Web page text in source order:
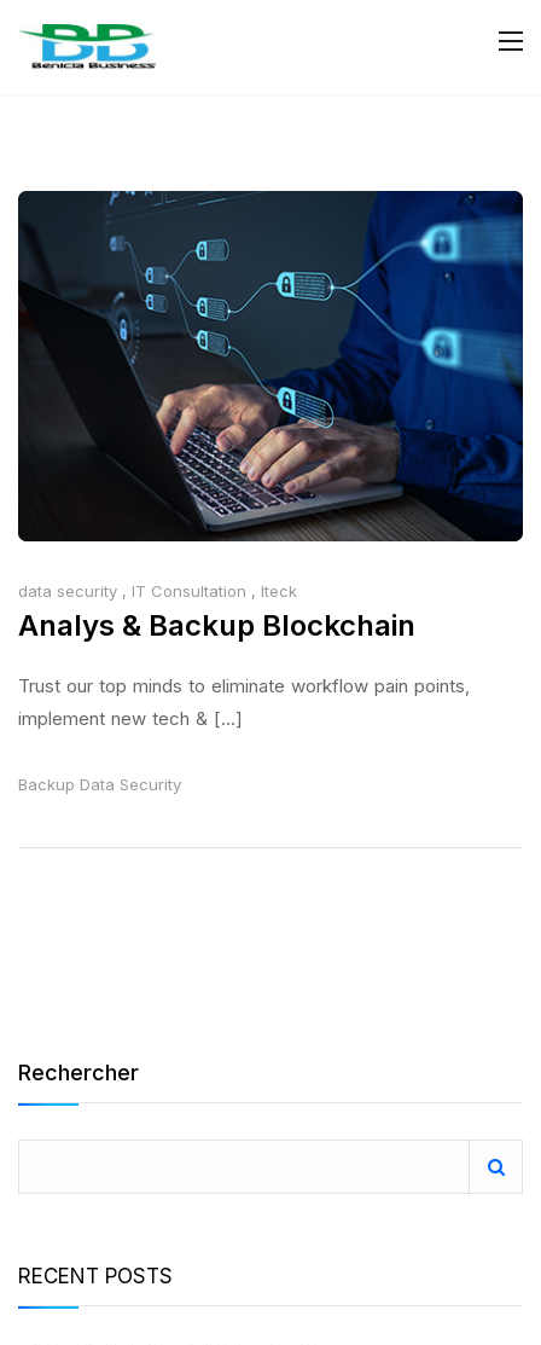
data security , IT Consultation , Iteck
Analys & Backup Blockchain
Trust our top minds to eliminate workflow pain points,
implement new tech & [...]
Backup Data Security
Rechercher
RECENT POSTS